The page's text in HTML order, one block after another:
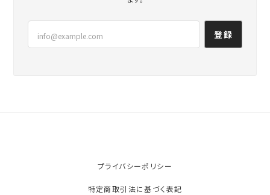
登録
プライバシーポリシー
特定商取引法に基づく表記